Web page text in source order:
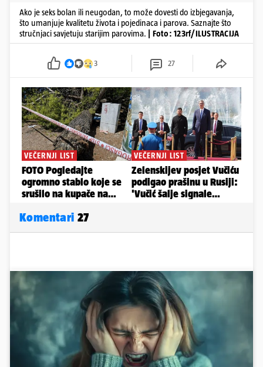
Ako je seks bolan ili neugodan, to može dovesti do izbjegavanja,
što umanjuje kvalitetu života i pojedinaca i parova. Saznajte što
stručnjaci savjetuju starijim parovima.
| Foto: 123rf/ILUSTRACIJA
3 27
Komentari 27